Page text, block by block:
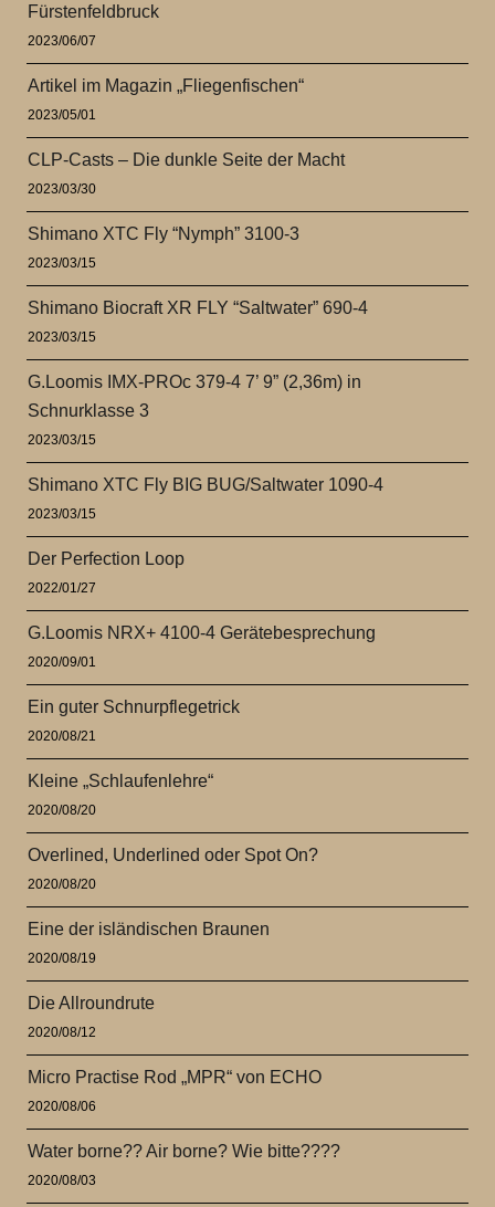
Fürstenfeldbruck
2023/06/07
Artikel im Magazin „Fliegenfischen“
2023/05/01
CLP-Casts – Die dunkle Seite der Macht
2023/03/30
Shimano XTC Fly “Nymph” 3100-3
2023/03/15
Shimano Biocraft XR FLY “Saltwater” 690-4
2023/03/15
G.Loomis IMX-PROc 379-4 7’ 9” (2,36m) in
Schnurklasse 3
2023/03/15
Shimano XTC Fly BIG BUG/Saltwater 1090-4
2023/03/15
Der Perfection Loop
2022/01/27
G.Loomis NRX+ 4100-4 Gerätebesprechung
2020/09/01
Ein guter Schnurpflegetrick
2020/08/21
Kleine „Schlaufenlehre“
2020/08/20
Overlined, Underlined oder Spot On?
2020/08/20
Eine der isländischen Braunen
2020/08/19
Die Allroundrute
2020/08/12
Micro Practise Rod „MPR“ von ECHO
2020/08/06
Water borne?? Air borne? Wie bitte????
2020/08/03